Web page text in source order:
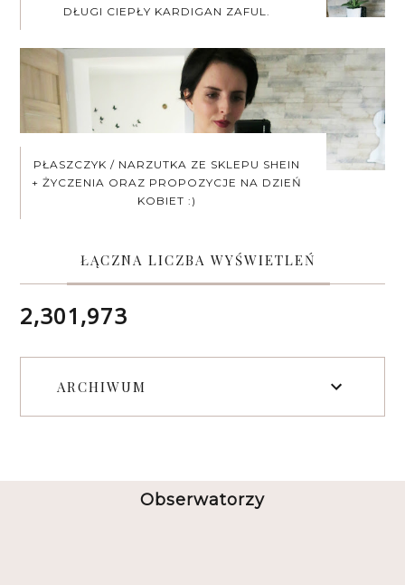
DŁUGI CIEPŁY KARDIGAN ZAFUL.
PŁASZCZYK / NARZUTKA ZE SKLEPU SHEIN
+ ŻYCZENIA ORAZ PROPOZYCJE NA DZIEŃ
KOBIET :)
ŁĄCZNA LICZBA WYŚWIETLEŃ
2,301,973
ARCHIWUM
Obserwatorzy